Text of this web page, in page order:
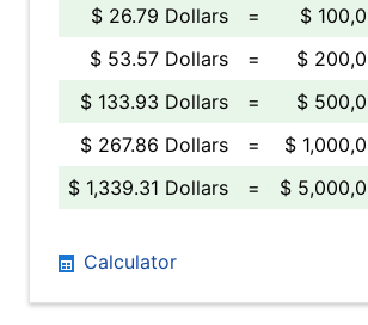
$ 26.79 Dollars
=
$
$ 53.57 Dollars
=
$
$ 133.93 Dollars
=
$
$ 267.86 Dollars
=
$
$ 1,339.31 Dollars
= $
Calculator